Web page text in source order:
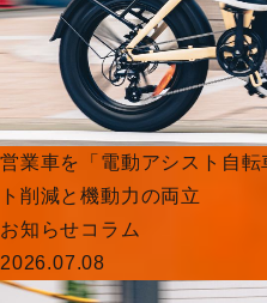
営業車を「電動アシスト自転
ト削減と機動力の両立
お知らせコラム
2026.07.08